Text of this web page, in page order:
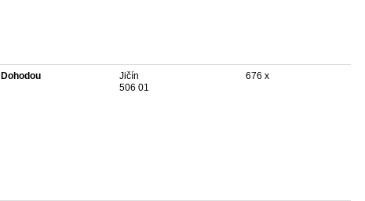
Dohodou
Jičín
506 01
676 x